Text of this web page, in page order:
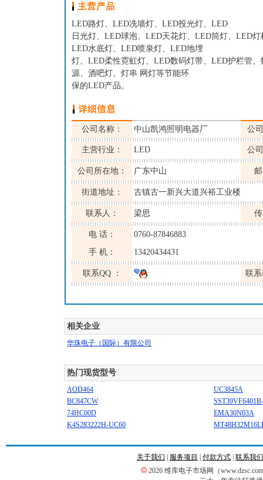
LED路灯、LED冼墙灯、LED投光灯、LED
日光灯、LED球泡、LED天花灯、LED筒灯、LED
LED水底灯、LED喷泉灯、LED地埋
灯、LED柔性霓虹灯、LED数码灯带、LED护栏管
源、酒吧灯、灯串 网灯等节能环
保的LED产品。
公司名称： 中山凯鸿照明电器厂 公
主营行业： LED 公
公司所在地： 广东中山
街道地址： 古镇古一新兴大道兴裕工业楼
联系人： 梁思
电 话：
0760-87846883
手 机：
13420434431
联系QQ ： 联
相关企业
华珠电子（国际）有限公司
热门现货型号
AOD464
UC3845A
BC847CW
74HC00D
EMA30N03A
K4S283222H-UC60
关于我们 服务项目 付款方式 联系我们
© 2026 维库电子市场网（